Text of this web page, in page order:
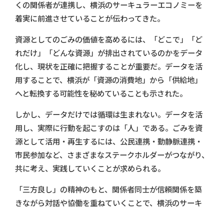
くの関係者が連携し、横浜のサーキュラーエコノミーを
着実に前進させていることが伝わってきた。
資源としてのごみの価値を高めるには、「どこで」「ど
れだけ」「どんな資源」が排出されているのかをデータ
化し、現状を正確に把握することが重要だ。データを活
用することで、横浜が「資源の消費地」から「供給地」
へと転換する可能性を秘めていることも示された。
しかし、データだけでは循環は生まれない。データを活
用し、実際に行動を起こすのは「人」である。ごみを資
源として活用・再生するには、公民連携・動静脈連携・
市民参加など、さまざまなステークホルダーがつながり、
共に考え、実践していくことが求められる。
「三方良し」の精神のもと、関係者同士が信頼関係を築
きながら対話や協働を重ねていくことで、横浜のサーキ